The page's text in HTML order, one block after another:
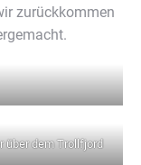
zurückkommen
über dem Trollfjord